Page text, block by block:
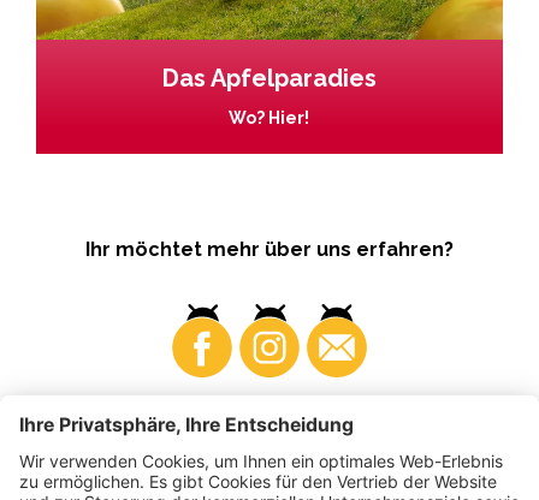
Das Apfelparadies
Wo? Hier!
Ihr möchtet mehr über uns erfahren?
Business Produzenten